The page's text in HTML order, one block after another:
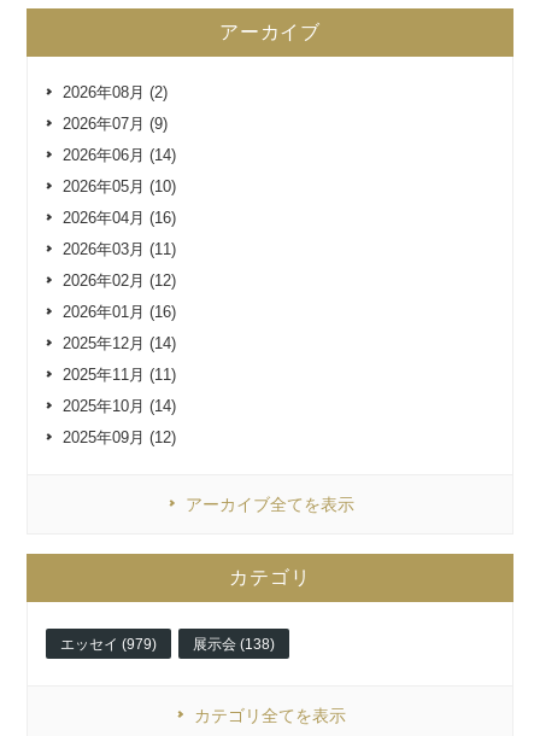
アーカイブ
2026年08月 (2)
2026年07月 (9)
2026年06月 (14)
2026年05月 (10)
2026年04月 (16)
2026年03月 (11)
2026年02月 (12)
2026年01月 (16)
2025年12月 (14)
2025年11月 (11)
2025年10月 (14)
2025年09月 (12)
アーカイブ全てを表示
カテゴリ
エッセイ (979) 展示会 (138)
カテゴリ全てを表示